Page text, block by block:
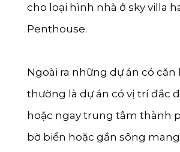
cho loại hình nhà ở sky villa
Penthouse.
Ngoài ra những dự án có
thường là dự án có vị trí đắc
hoặc ngay trung tâm thành
bờ biển hoặc gần sông